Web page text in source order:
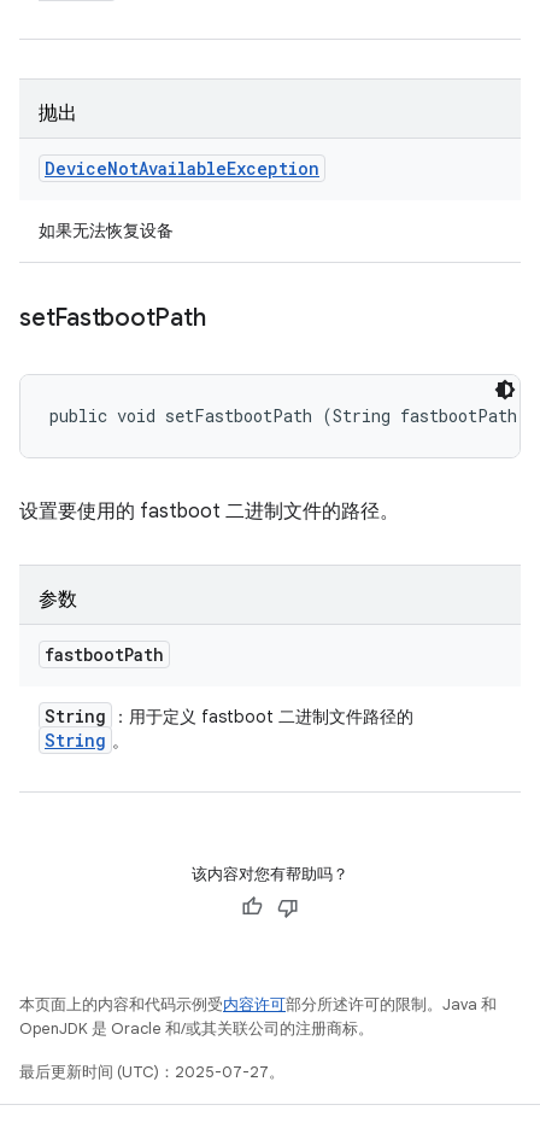
抛出
DeviceNotAvailableException
如果无法恢复设备
setFastbootPath
public void setFastbootPath (String fastbootPath)
设置要使用的 fastboot 二进制文件的路径。
参数
fastbootPath
String ：用于定义 fastboot 二进制文件路径的
String 。
该内容对您有帮助吗？
本页面上的内容和代码示例受内容许可部分所述许可的限制。Java 和
OpenJDK 是 Oracle 和/或其关联公司的注册商标。
最后更新时间 (UTC)：2025-07-27。